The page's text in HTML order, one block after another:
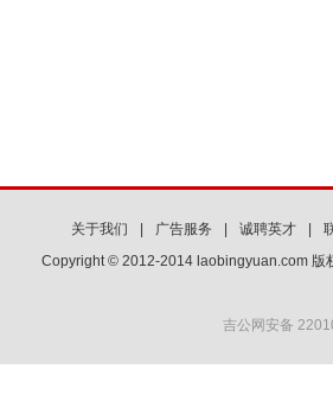
关于我们 广告服务 诚聘英才
Copyright © 2012-2014 laobingyuan.com 版
吉公网安备